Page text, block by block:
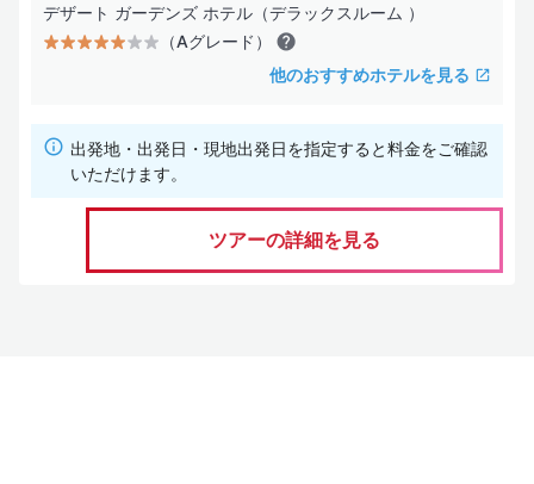
デザート ガーデンズ ホテル（デラックスルーム ）
（Aグレード）
他のおすすめホテルを見る
出発地・出発日・現地出発日を指定すると料金をご確認
いただけます。
ツアーの詳細を見る